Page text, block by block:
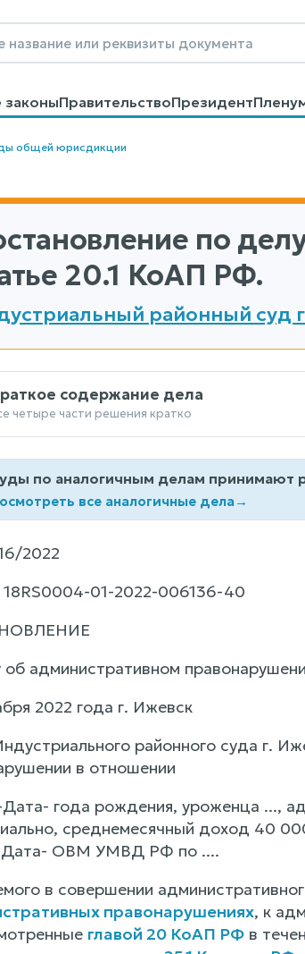
законыПравительствоПрезидент
договоровКонтактыПомощь
общей юрисдикции
по
20.1 КоАП РФ.
районный суд
содержание дела
четыре части решения кратко
по аналогичным делам принимают
все аналогичные дела→
2022
01-2022-006136-40
об административном
2022 года г. Ижевск
районного суда г.
в отношении
года рождения, уроженца ...,
среднемесячный доход 40
Дата- ОВМ УМВД РФ по ....
в совершении
правонарушениях, к
главой 20 КоАП РФв